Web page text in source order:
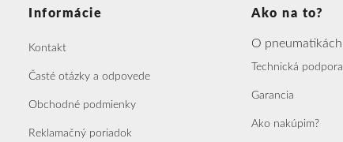
Informácie
Kontakt
Časté otázky a odpovede
Obchodné podmienky
Reklamačný poriadok
Ako na to?
O pneumatikách
Technická podpora
Garancia
Ako nakúpim?